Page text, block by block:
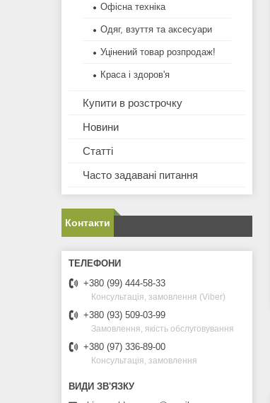
Офісна техніка
Одяг, взуття та аксесуари
Уцінений товар розпродаж!
Краса і здоров'я
Купити в розстрочку
Новини
Статті
Часто задавані питання
Контакти
+380 (99) 444-58-33
Консультація, замовлення (Viber)
+380 (93) 509-03-99
Замовлення, якість обслуговування
+380 (97) 336-89-00
Консультація, замовлення